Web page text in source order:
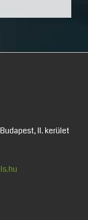
Budapest, II. kerület